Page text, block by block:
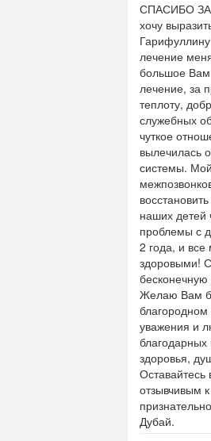
СПАСИБО
хочу
лечение
большое Вам
лечение, за
теплоту,
служебных
чуткое
вылечилась
системы.
наших детей
проблемы с
2 года, и
здоровыми!
бесконечную
Желаю Вам
уважения и
благодарных
здоровья,
отзывчивым
Дубай.